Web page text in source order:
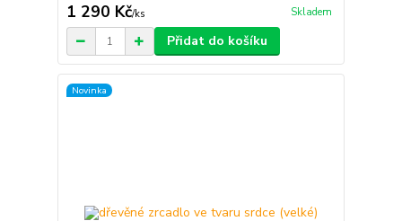
1 290 Kč/ks Skladem
Přidat do košíku
Novinka